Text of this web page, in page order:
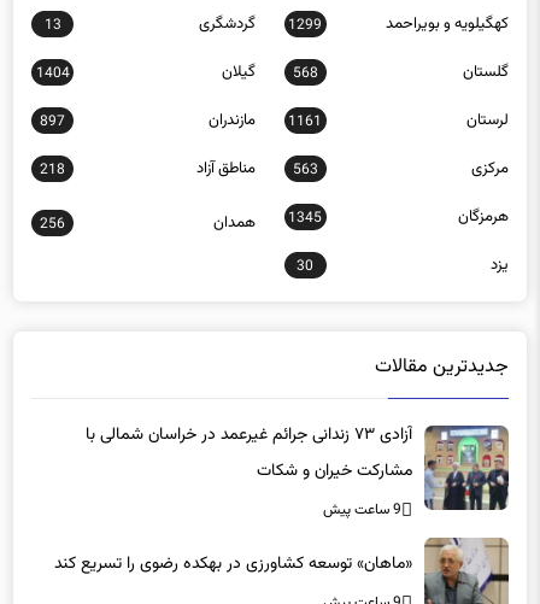
کهگیلویه و بویراحمد 1299 گردشگری 13
گلستان 568 گیلان 1404
لرستان 1161 مازندران 897
مرکزی 563 مناطق آزاد 218
هرمزگان 1345 همدان 256
یزد 30
جدیدترین مقالات
آزادی ۷۳ زندانی جرائم غیرعمد در خراسان شمالی با
مشارکت خیران و شکات
9 ساعت پیش
«ماهان» توسعه کشاورزی در بهکده رضوی را تسریع کند